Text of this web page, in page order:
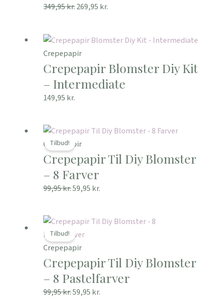
349,95kr.269,95 kr.
Crepepapir
Crepepapir Blomster Diy Kit
– Intermediate
149,95 kr.
Tilbud!
Crepepapir
Crepepapir Til Diy Blomster
– 8 Farver
99,95kr.
Den
oprindelige
pris
99,95 kr..
59,95 kr.
Den
pris
Tilbud!
Crepepapir
Crepepapir Til Diy Blomster
– 8 Pastelfarver
99,95kr.
Den
oprindelige
pris
var:
99,95 kr..
59,95 kr.
Den
er:
59,95 kr..